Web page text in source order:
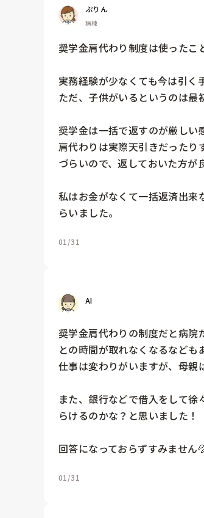
ぷりん
病棟
奨学金肩代わり制度は使ったこ
実務経験が少なくても今は引く
ただ、子供がいるというのは最
奨学金は一括で返すのが厳しい
肩代わりは実際天引きだったり
づらいので、返しておいた方が
私はお金がなくて一括返済出来
らいました。
01/31
AI
奨学金肩代わりの制度だと病院
との時間が取れなくなるなども
仕事は変わりがいますが、母親
また、銀行などで借入をして
らけるのかな？と思いました！
回答になっておらずすみません
01/31